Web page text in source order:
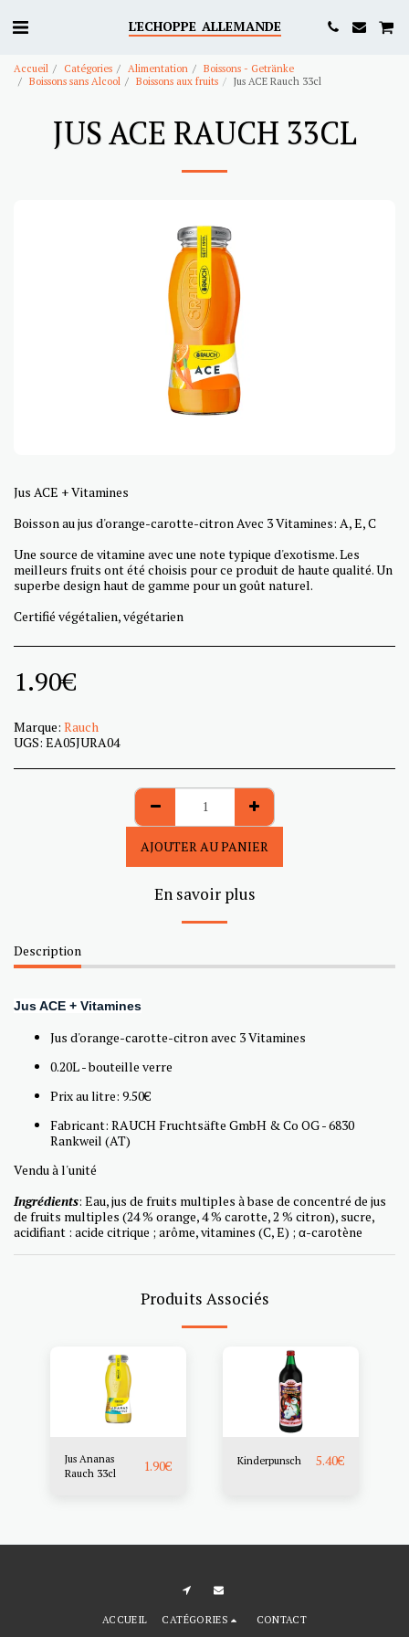
L'ECHOPPE ALLEMANDE
Accueil Catégories Alimentation
Boissons - Getränke
Boissons sans Alcool
Boissons aux fruits Jus ACE Rauch 33cl
JUS ACE RAUCH 33CL
Jus ACE + Vitamines
Boisson au jus d'orange-carotte-citron Avec 3 Vitamines: A, E, C
Une source de vitamine avec une note typique d'exotisme. Les
meilleurs fruits ont été choisis pour ce produit de haute qualité. Un
superbe design haut de gamme pour un goût naturel.
Certifié végétalien, végétarien
1.90€
Marque: Rauch
UGS: EA05JURA04
AJOUTER AU PANIER
En savoir plus
Description
Jus ACE + Vitamines
Jus d'orange-carotte-citron avec 3 Vitamines
0.20L - bouteille verre
Prix au litre: 9.50€
Fabricant: RAUCH Fruchtsäfte GmbH & Co OG - 6830
Rankweil (AT)
Vendu à l'unité
Ingrédients: Eau, jus de fruits multiples à base de concentré de jus
de fruits multiples (24 % orange, 4 % carotte, 2 % citron), sucre,
acidifiant : acide citrique ; arôme, vitamines (C, E) ; α-carotène
Produits Associés
Jus Ananas
Rauch 33cl
1.90€ Kinderpunsch 5.40€
ACCUEIL CATÉGORIES CONTACT